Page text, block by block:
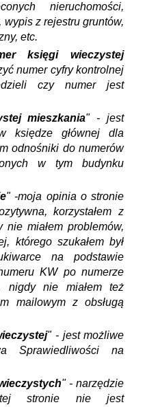
nieruchomości,
z rejestru gruntów,
etc.
księgi wieczystej
numer cyfry kontrolnej
czy numer jest
mieszkania" - jest
księdze głównej dla
odnośniki do numerów
w tym budynku
" -moja opinia o stronie
korzystałem z
miałem problemów,
którego szukałem był
na podstawie
KW po numerze
nigdy nie miałem też
mailowym z obsługą
" - jest możliwe
Sprawiedliwości na
" - narzędzie
tej stronie nie jest